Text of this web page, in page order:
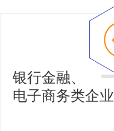
银行金融、
电子商务类企业